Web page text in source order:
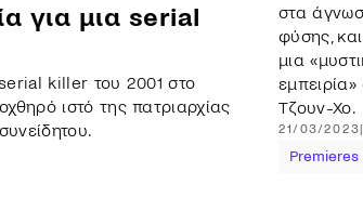
για μια serial
killer του 2001 στο
ιστό της πατριαρχίας
στα
φύσης,
μια
Τζουν-Χο.
21/03/2023
Premieres